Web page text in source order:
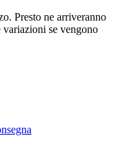
Presto ne arriveranno
variazioni se vengono